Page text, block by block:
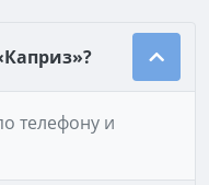
телефону и